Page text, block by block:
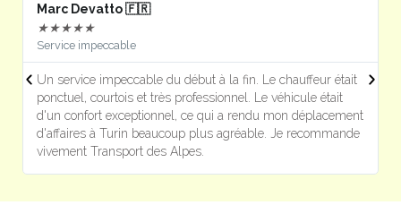
Marc Devatto 🇫🇷
★★★★★
Service impeccable
Un service impeccable du début à la fin. Le chauffeur était
ponctuel, courtois et très professionnel. Le véhicule était
d'un confort exceptionnel, ce qui a rendu mon déplacement
d'affaires à Turin beaucoup plus agréable. Je recommande
vivement Transport des Alpes.